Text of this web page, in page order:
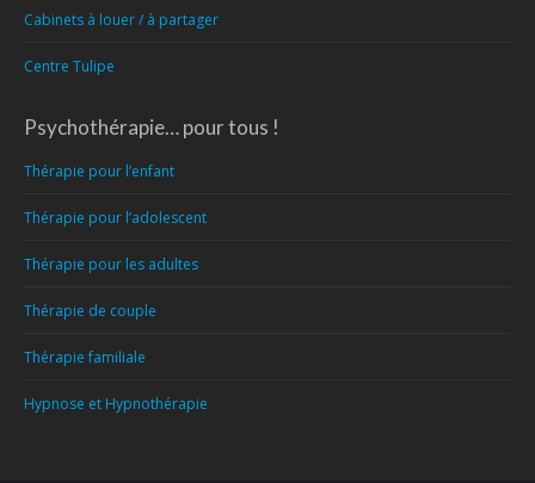
Cabinets à louer / à partager
Centre Tulipe
Psychothérapie… pour tous !
Thérapie pour l’enfant
Thérapie pour l’adolescent
Thérapie pour les adultes
Thérapie de couple
Thérapie familiale
Hypnose et Hypnothérapie